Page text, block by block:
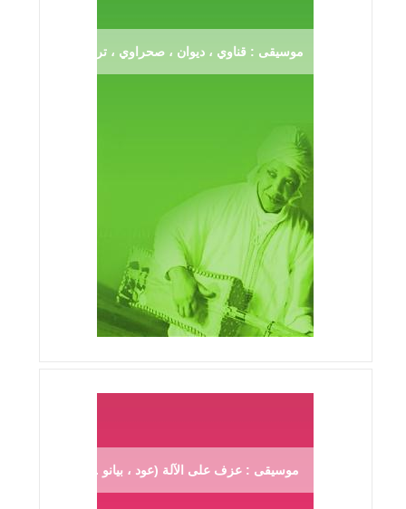
موسيقى : قناوي ، ديوان ، صحراوي ، ترڨية
موسيقى : عزف على الآلة (عود ، بيانو ...)